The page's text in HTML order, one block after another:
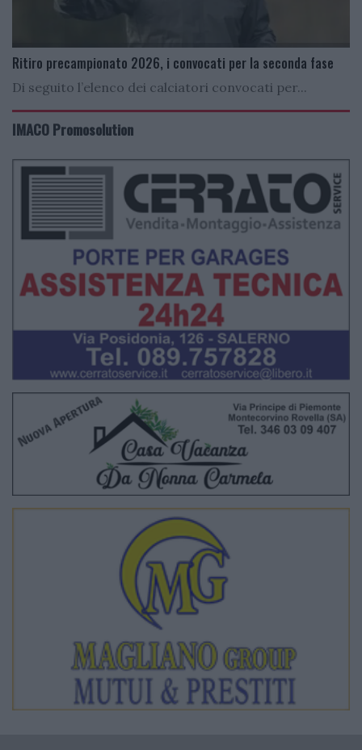
Ritiro precampionato 2026, i convocati per la seconda fase
Di seguito l’elenco dei calciatori convocati per...
IMACO Promosolution